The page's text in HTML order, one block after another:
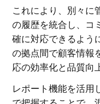
これにより、別々に
の履歴を統合し、コ
確に対応できるよう
の拠点間で顧客情報
応の効率化と品質向
レポート機能を活用